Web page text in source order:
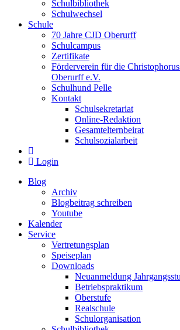
Schulbibliothek
Schulwechsel
Schule
70 Jahre CJD Oberurff
Schulcampus
Zertifikate
Förderverein für die
Oberurff e.V.
Schulhund Pelle
Kontakt
Schulsekretariat
Online-Redaktion
Gesamtelternbeirat
Schulsozialarbeit
Login
Blog
Archiv
Blogbeitrag schreiben
Youtube
Kalender
Service
Vertretungsplan
Speiseplan
Downloads
Neuanmeldung
Betriebspraktikum
Oberstufe
Realschule
Schulorganisation